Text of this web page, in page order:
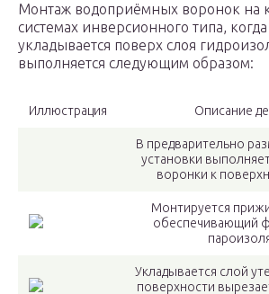
Монтаж водоприёмных воронок на
системах инверсионного типа,
укладывается поверх слоя
выполняется следующим образом:
Иллюстрация Описание
В предварительно
установки
воронки к
Монтируется
обеспечивающий
Укладывается слой
поверхности